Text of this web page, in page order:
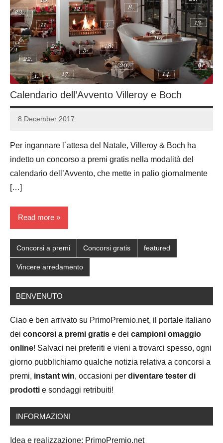
Calendario dell’Avvento Villeroy e Boch
8 December 2017
Luca
No
Per ingannare l´attesa del Natale, Villeroy & Boch ha
indetto un concorso a premi gratis nella modalità del
calendario dell’Avvento, che mette in palio giornalmente
[…]
Read more
Concorsi a premi Concorsi gratis featured
Vincere arredamento
BENVENUTO
Ciao e ben arrivato su PrimoPremio.net, il portale italiano
dei concorsi a premi gratis e dei campioni omaggio
online! Salvaci nei preferiti e vieni a trovarci spesso, ogni
giorno pubblichiamo qualche notizia relativa a concorsi a
premi, instant win, occasioni per diventare tester di
prodotti e sondaggi retribuiti!
INFORMAZIONI
Idea e realizzazione: PrimoPremio.net